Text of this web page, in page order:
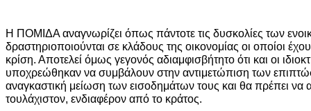
Η ΠΟΜΙΔΑ αναγνωρίζει όπως πάντοτε τις δυσκολίες των
δραστηριοποιούνται σε κλάδους της οικονομίας οι οποίοι
κρίση. Αποτελεί όμως γεγονός αδιαμφισβήτητο ότι και οι
υποχρεώθηκαν να συμβάλουν στην αντιμετώπιση των
αναγκαστική μείωση των εισοδημάτων τους και θα πρέπει να
τουλάχιστον, ενδιαφέρον από το κράτος.